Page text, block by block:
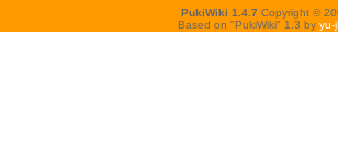
PukiWiki 1.4.7 Copyright ©
Based on "PukiWiki" 1.3 by yu-ji